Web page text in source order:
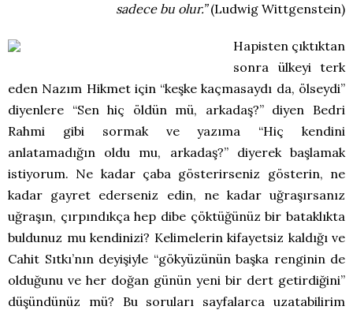
sadece bu olur.”(Ludwig Wittgenstein)
Hapisten çıktıktan
sonra ülkeyi terk
eden Nazım Hikmet için “keşke kaçmasaydı da, ölseydi”
diyenlere “Sen hiç öldün mü, arkadaş?” diyen Bedri
Rahmi gibi sormak ve yazıma “Hiç kendini
anlatamadığın oldu mu, arkadaş?” diyerek başlamak
istiyorum. Ne kadar çaba gösterirseniz gösterin, ne
kadar gayret ederseniz edin, ne kadar uğraşırsanız
uğraşın, çırpındıkça hep dibe çöktüğünüz bir bataklıkta
buldunuz mu kendinizi? Kelimelerin kifayetsiz kaldığı ve
Cahit Sıtkı’nın deyişiyle “gökyüzünün başka renginin de
olduğunu ve her doğan günün yeni bir dert getirdiğini”
düşündünüz mü? Bu soruları sayfalarca uzatabilirim